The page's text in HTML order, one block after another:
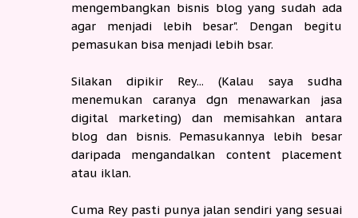
mengembangkan bisnis blog yang sudah ada
agar menjadi lebih besar". Dengan begitu
pemasukan bisa menjadi lebih bsar.
Silakan dipikir Rey... (Kalau saya sudha
menemukan caranya dgn menawarkan jasa
digital marketing) dan memisahkan antara
blog dan bisnis. Pemasukannya lebih besar
daripada mengandalkan content placement
atau iklan.
Cuma Rey pasti punya jalan sendiri yang sesuai